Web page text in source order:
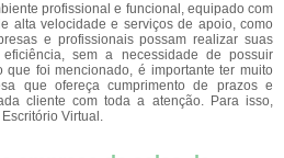
profissional e funcional, equipado com
alta velocidade e serviços de apoio, como
e profissionais possam realizar suas
sem a necessidade de possuir
que foi mencionado, é importante ter muito
que ofereça cumprimento de prazos e
cliente com toda a atenção. Para isso,
Virtual.